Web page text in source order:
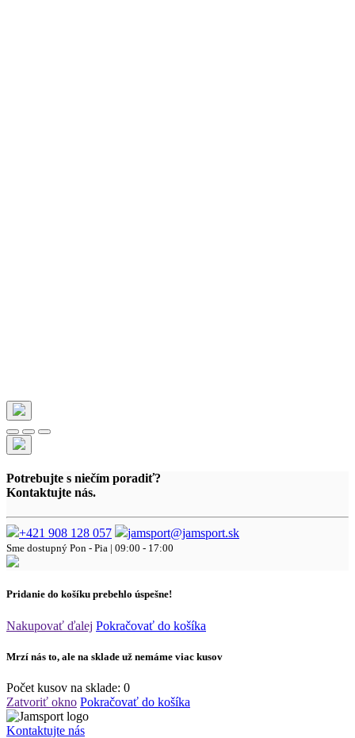
Potrebujte s niečím poradiť?
Kontaktujte nás.
+421 908 128 057 jamsport@jamsport.sk
Sme dostupný Pon - Pia | 09:00 - 17:00
Pridanie do košíku prebehlo úspešne!
Nakupovať ďalej Pokračovať do košíka
Mrzí nás to, ale na sklade už nemáme viac kusov
Počet kusov na sklade: 0
Zatvoriť okno Pokračovať do košíka
Kontaktujte nás